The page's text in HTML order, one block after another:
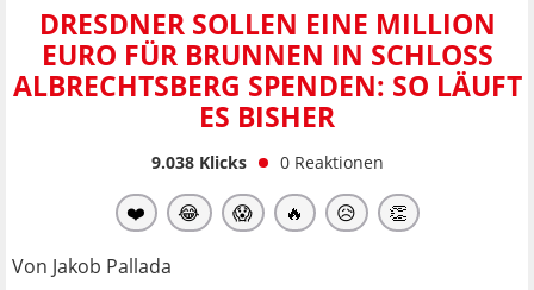
DRESDNER SOLLEN EINE MILLION
EURO FÜR BRUNNEN IN SCHLOSS
ALBRECHTSBERG SPENDEN: SO LÄUFT
ES BISHER
9.038Klicks 0 Reaktionen
❤️ 😂 😱 🔥 😥 👏
Von Jakob Pallada